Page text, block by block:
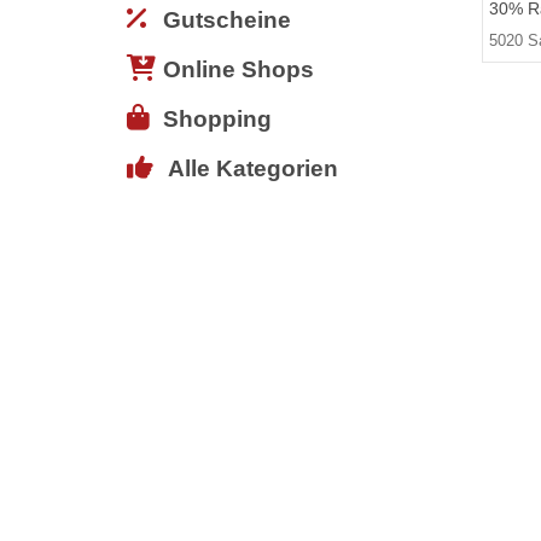
Gutscheine
Online Shops
Shopping
Alle Kategorien
30%
5020